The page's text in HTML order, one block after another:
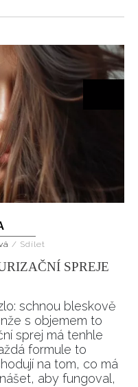
/ Sdílet
SPREJE
schnou bleskově
s objemem to
sprej má tenhle
formule to
na tom, co má
aby fungoval,